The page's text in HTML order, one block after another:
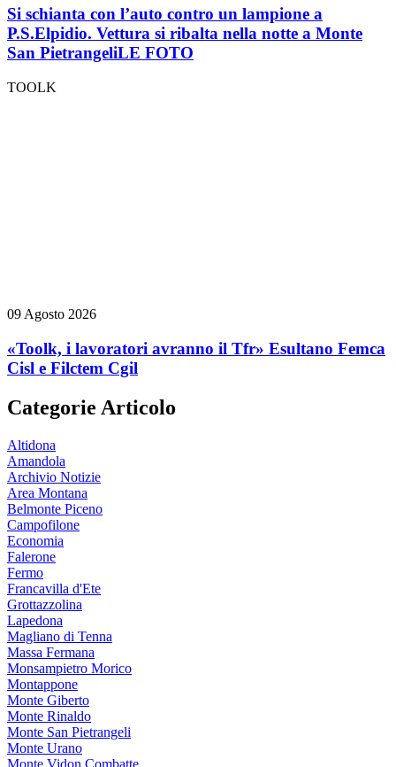
Si schianta con l’auto contro un lampione a
P.S.Elpidio. Vettura si ribalta nella notte a Monte
San PietrangeliLE FOTO
TOOLK
09 Agosto 2026
«Toolk, i lavoratori avranno il Tfr» Esultano Femca
Cisl e Filctem Cgil
Categorie Articolo
Altidona
Amandola
Archivio Notizie
Area Montana
Belmonte Piceno
Campofilone
Economia
Falerone
Fermo
Francavilla d'Ete
Grottazzolina
Lapedona
Magliano di Tenna
Massa Fermana
Monsampietro Morico
Montappone
Monte Giberto
Monte Rinaldo
Monte San Pietrangeli
Monte Urano
Monte Vidon Combatte